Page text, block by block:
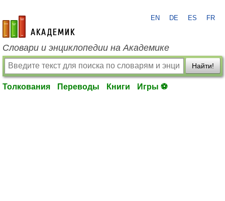
academic.ru
EN DE ES FR
Словари и энциклопедии на Академике
Найти!
Толкования Переводы Книги Игры ⚽